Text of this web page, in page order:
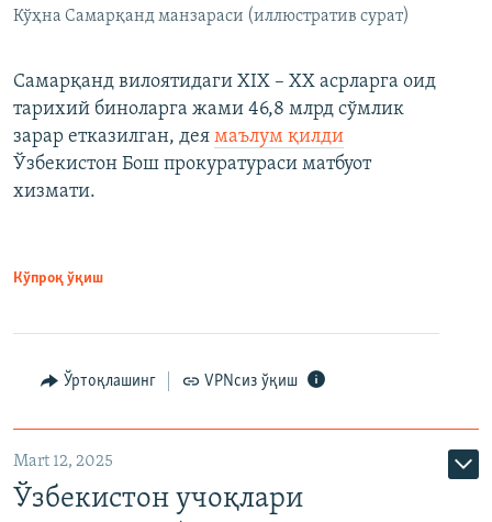
Кўҳна Самарқанд манзараси (иллюстратив сурат)
Самарқанд вилоятидаги XIX – XX асрларга оид
тарихий биноларга жами 46,8 млрд сўмлик
зарар етказилган, дея маълум қилди
Ўзбекистон Бош прокуратураси матбуот
хизмати.
Кўпроқ ўқиш
Ўртоқлашинг VPNсиз ўқиш
Mart 12, 2025
Ўзбекистон учоқлари